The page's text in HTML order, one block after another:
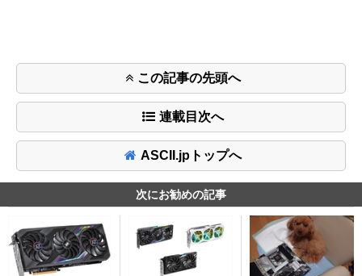
この記事の先頭へ
連載目次へ
ASCII.jpトップへ
次にお勧めの記事